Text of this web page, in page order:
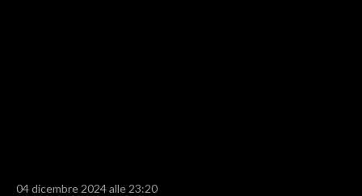
CALCIO
04 dicembre 2024 alle 23:20